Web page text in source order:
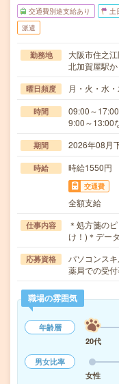
交通費別途支給あり 土
派遣
勤務地
大阪市住之
北加賀屋駅
曜日頻度 月・火・水
時間
09:00～
9:00～13:00
期間 2026年08月
時給 時給1550円
交通費
全額支給
仕事内容
＊処方箋の
け！)＊デー
応募資格
パソコンス
薬局での受
職場の雰囲気
年齢層
20代
男女比率
女性